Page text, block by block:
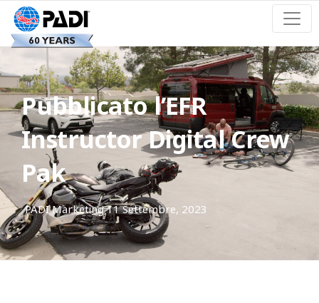
Pubblicato l’EFR
Instructor Digital Crew
Pak
PADI Marketing 11 Settembre, 2023